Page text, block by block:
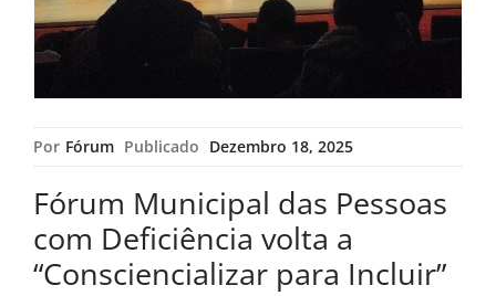
Por Fórum Publicado Dezembro 18, 2025
Fórum Municipal das Pessoas
com Deficiência volta a
“Consciencializar para Incluir”